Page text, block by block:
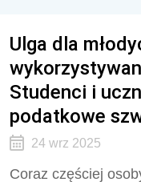
Ulga dla
Studenci i
podatkowe
24 wrz 2025
Coraz częściej